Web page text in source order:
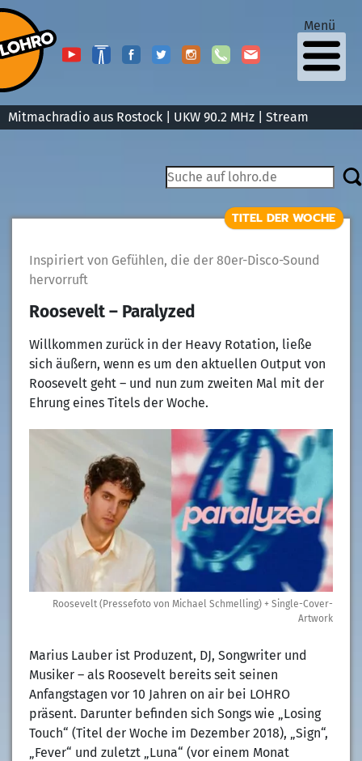
Mitmachradio aus Rostock | UKW 90.2 MHz | Stream
Menü
TITEL DER WOCHE
Inspiriert von Gefühlen, die der 80er-Disco-Sound
hervorruft
Roosevelt – Paralyzed
Willkommen zurück in der Heavy Rotation, ließe
sich äußern, wenn es um den aktuellen Output von
Roosevelt geht – und nun zum zweiten Mal mit der
Ehrung eines Titels der Woche.
Roosevelt (Pressefoto von Michael Schmelling) + Single-Cover-
Artwork
Marius Lauber ist Produzent, DJ, Songwriter und
Musiker – als Roosevelt bereits seit seinen
Anfangstagen vor 10 Jahren on air bei LOHRO
präsent. Darunter befinden sich Songs wie „Losing
Touch“ (Titel der Woche im Dezember 2018), „Sign“,
„Fever“ und zuletzt „Luna“ (vor einem Monat